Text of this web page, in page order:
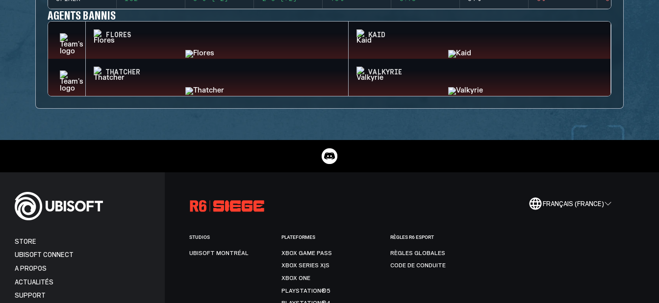
AGENTS BANNIS
FLORES KAID
THATCHER VALKYRIE
FRANÇAIS (FRANCE)
STORE
UBISOFT CONNECT
A PROPOS
ACTUALITÉS
SUPPORT
STUDIOS
UBISOFT MONTRÉAL
PLATEFORMES
XBOX GAME PASS
XBOX SERIES X|S
XBOX ONE
PLAYSTATION®5
RÈGLES R6 ESPORT
RÈGLES GLOBALES
CODE DE CONDUITE